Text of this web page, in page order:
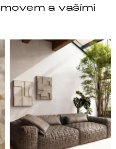
a vašími
dům v domov. Domo
Místo, kam se budeš těšit